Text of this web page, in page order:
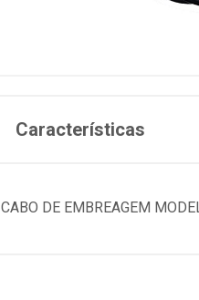
Características
CABO DE EMBREAGEM